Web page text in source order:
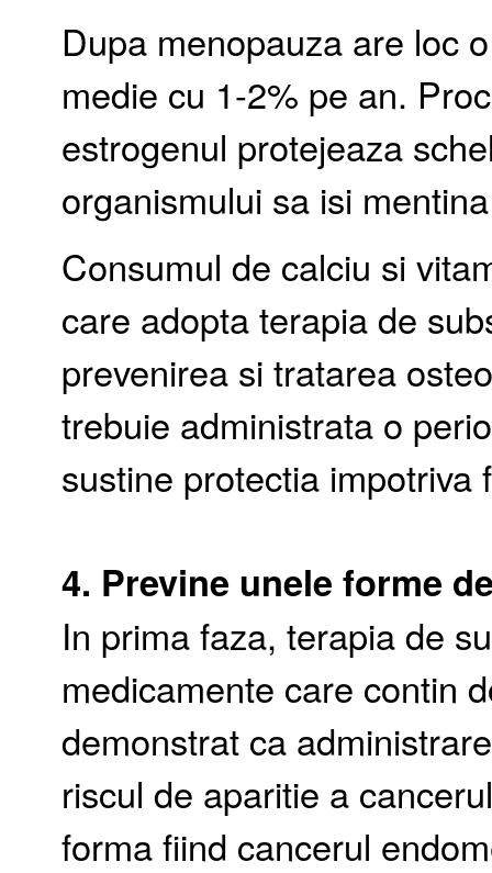
Dupa menopauza are loc
medie cu 1-2% pe an.
estrogenul protejeaza
organismului sa isi
Consumul de calciu si
care adopta terapia de
prevenirea si tratarea
trebuie administrata o
sustine protectia impotriva
4. Previne unele forme
In prima faza, terapia de
medicamente care contin
demonstrat ca
riscul de aparitie a
forma fiind cancerul